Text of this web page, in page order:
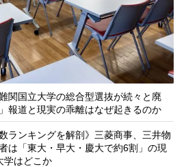
関国立大学の総合型選抜が続々と廃
報道と現実の乖離はなぜ起きるのか
ランキングを解剖》三菱商事、三井物
は「東大・早大・慶大で約6割」の現
はどこか